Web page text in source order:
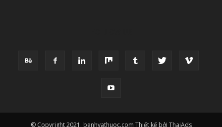
© Copyright 2021. benhvathuoc.com Thiết kế bởi ThaiAds